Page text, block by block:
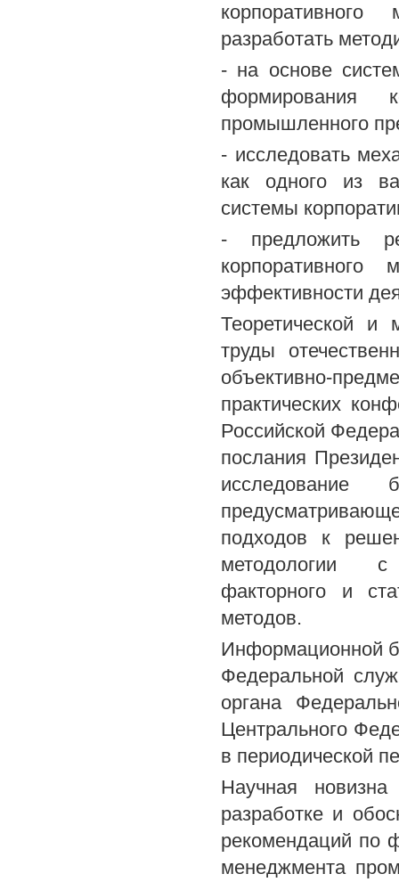
разработать
- на основе
формирования
промышленного
- исследовать
как одного из
системы
- предложить
эффективности
Теоретической и
труды
объективно-
практических
Российской
послания
исследование
подходов к
методологии с
факторного и
методов.
Информационной
Федеральной
органа
Центрального
в периодической
Научная новизна
разработке и
рекомендаций по
менеджмента